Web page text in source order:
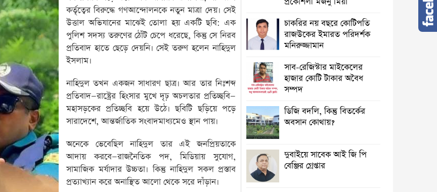
কর্তৃত্বের বিরুদ্ধে গণআন্দোলনকে নতুন মাত্রা দেয়। সেই
উত্তাল অভিযানের মাঝেই তোলা হয় একটি ছবি: এক
পুলিশ সদস্য তরুণের ঠোঁট চেপে ধরেছে, কিন্তু সে নিরব
প্রতিবাদ হাতে ছেড়ে দেয়নি। সেই তরুণ হলেন নাহিদুল
ইসলাম।
নাহিদুল তখন একজন সাধারণ ছাত্র। আর তার নিঃশব্দ
প্রতিবাদ—রাষ্ট্রের হিংসার মুখে দৃঢ় অচলতার প্রতিচ্ছবি—
মহাসড়কের প্রতিচ্ছবি হয়ে উঠে। ছবিটি ছড়িয়ে পড়ে
সারাদেশে, আন্তর্জাতিক সংবাদমাধ্যমেও স্থান পায়।
অনেকে ভেবেছিল নাহিদুল তার এই জনপ্রিয়তাকে
আদায় করবে—রাজনৈতিক পদ, মিডিয়ায় সুযোগ,
সামাজিক মর্যাদার উচ্চতা। কিন্তু নাহিদুল সকল প্রস্তাব
প্রত্যাখ্যান করে অনাস্থিত আলো থেকে সরে দাঁড়ান।
চাকরির নয় বছরে কোটিপতি
রাজউকের ইমারত পরিদর্শক
মনিরুজ্জামান
সাব-রেজিস্টার মাইকেলের
হাজার কোটি টাকার অবৈধ
সম্পদ
ডিজি বদলি, কিন্তু বিতর্কের
অবসান কোথায়?
দুবাইয়ে সাবেক আই জি পি
বেঞ্জির গ্রেপ্তার